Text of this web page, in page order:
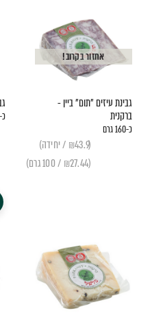
אחזור בקרוב!
גבינת עיזים "תום" ביין -
ברקנית
כ-160 גרם
(₪43.9 / יחידה)
(₪27.44 / 100 גרם)
כ-